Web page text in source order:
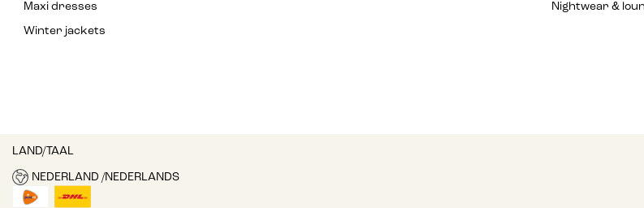
Maxi dresses
Nightwear &
Winter jackets
LAND/TAAL
NEDERLAND /NEDERLANDS